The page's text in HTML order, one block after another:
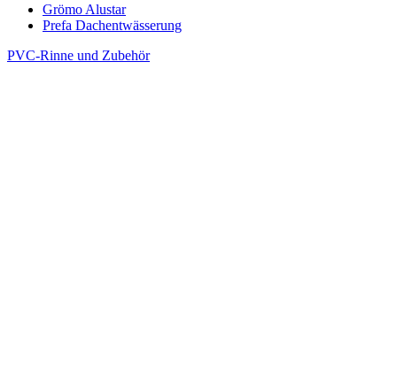
Grömo Alustar
Prefa Dachentwässerung
PVC-Rinne und Zubehör